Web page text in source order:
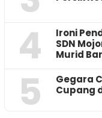
4
Ironi
SDN
Murid
5
‎Gegara
Cupang